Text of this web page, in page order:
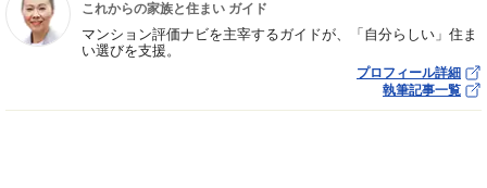
これからの家族と住まい ガイド
マンション評価ナビを主宰するガイドが、「自分らしい」住ま
い選びを支援。
プロフィール詳細
執筆記事一覧